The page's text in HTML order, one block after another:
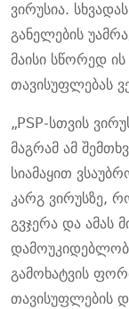
ვირუსია.
განელების
მაისი სწორედ
თავისუფლებას
„PSP-სთვის
მაგრამ ამ
სიამაყით
კარგ ვირუსზე,
გვჯერა და ამას
გამოხატვის
თავისუფლების